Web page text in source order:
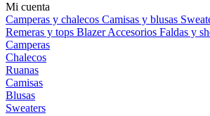
Mi cuenta
Camperas y chalecos Camisas y blusas
Remeras y tops BlazerAccesorios Faldas y
Camperas
Chalecos
Ruanas
Camisas
Blusas
Sweaters